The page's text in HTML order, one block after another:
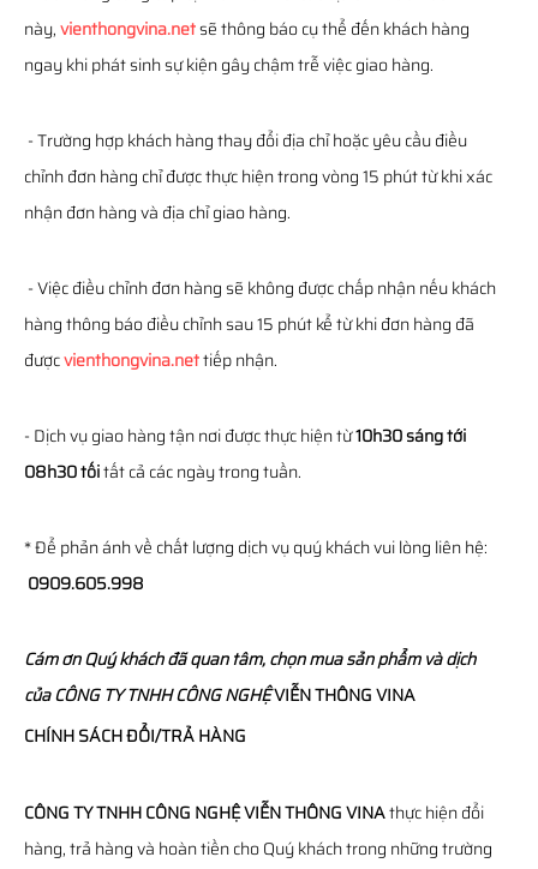
này,vienthongvina.netsẽ thông báo cụ thể đến khách hàng
ngay khi phát sinh sự kiện gây chậm trễ việc giao hàng.
- Trường hợp khách hàng thay đổi địa chỉ hoặc yêu cầu điều
chỉnh đơn hàng chỉ được thực hiện trong vòng 15 phút từ khi xác
nhận đơn hàng và địa chỉ giao hàng.
- Việc điều chỉnh đơn hàng sẽ không được chấp nhận nếu khách
hàng thông báo điều chỉnh sau 15 phút kể từ khi đơn hàng đã
đượcvienthongvina.nettiếp nhận.
- Dịch vụ giao hàng tận nơi được thực hiện từ10h30 sáng tới
08h30 tốitất cả các ngày trong tuần.
* Để phản ánh về chất lượng dịch vụ quý khách vui lòng liên hệ:
0909.605.998
Cám ơn Quý khách đã quan tâm, chọn mua sản phẩm và dịch
củaCÔNG TY TNHH CÔNG NGHỆVIỄN THÔNGVINA
CHÍNH SÁCH ĐỔI/TRẢ HÀNG
CÔNG TY TNHH CÔNG NGHỆ VIỄN THÔNG VINAthực hiện đổi
hàng, trả hàng và hoàn tiền cho Quý khách trong những trường